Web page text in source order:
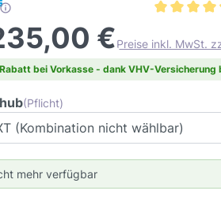
€Preise inkl. MwSt.
Rabatt bei Vorkasse - dank VHV-
(Pflicht)
mehr verfügbar